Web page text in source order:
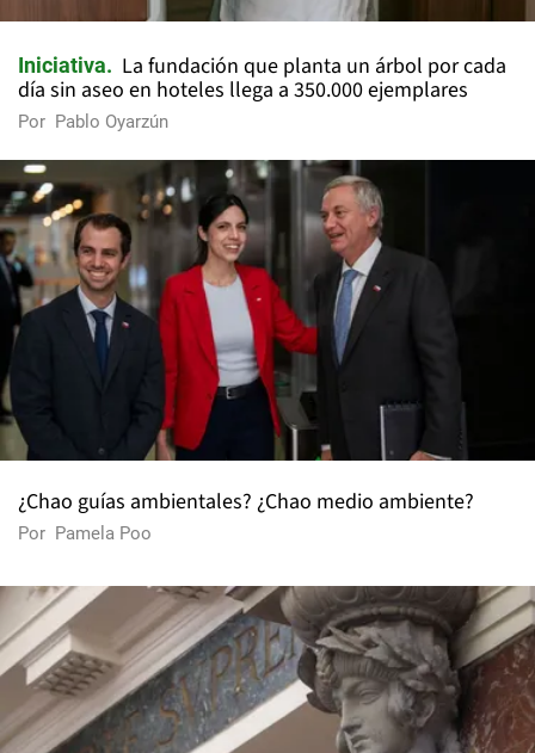
Iniciativa
La fundación que planta un árbol por cada
día sin aseo en hoteles llega a 350.000 ejemplares
Por Pablo Oyarzún
¿Chao guías ambientales? ¿Chao medio ambiente?
Por Pamela Poo